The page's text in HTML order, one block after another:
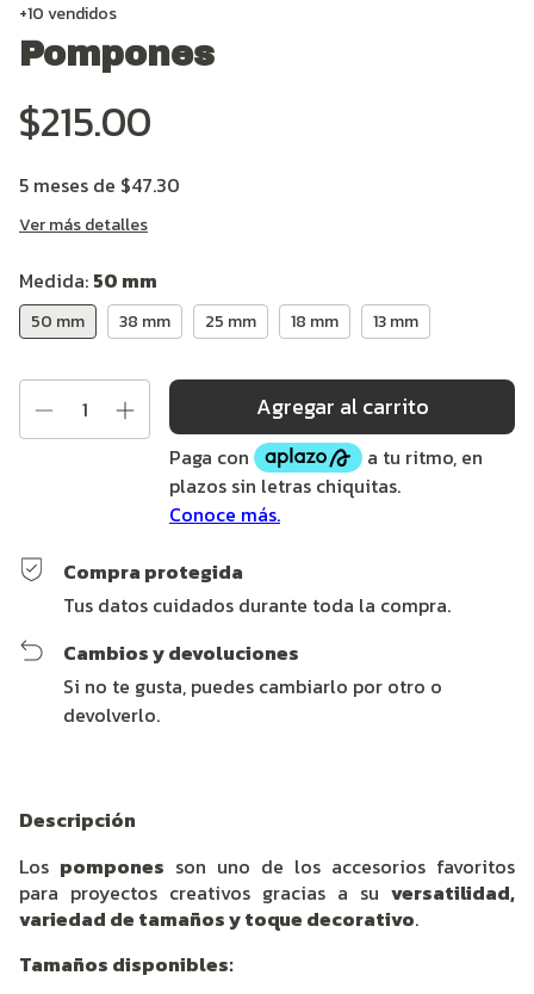
+10 vendidos
Pompones
$215.00
5 meses de $47.30
Ver más detalles
Medida: 50 mm
50 mm 38 mm 25 mm 18 mm 13 mm
Compra protegida
Tus datos cuidados durante toda la compra.
Cambios y devoluciones
Si no te gusta, puedes cambiarlo por otro o
devolverlo.
Descripción
Los pompones son uno de los accesorios favoritos
para proyectos creativos gracias a su versatilidad,
variedad de tamaños y toque decorativo.
Tamaños disponibles: